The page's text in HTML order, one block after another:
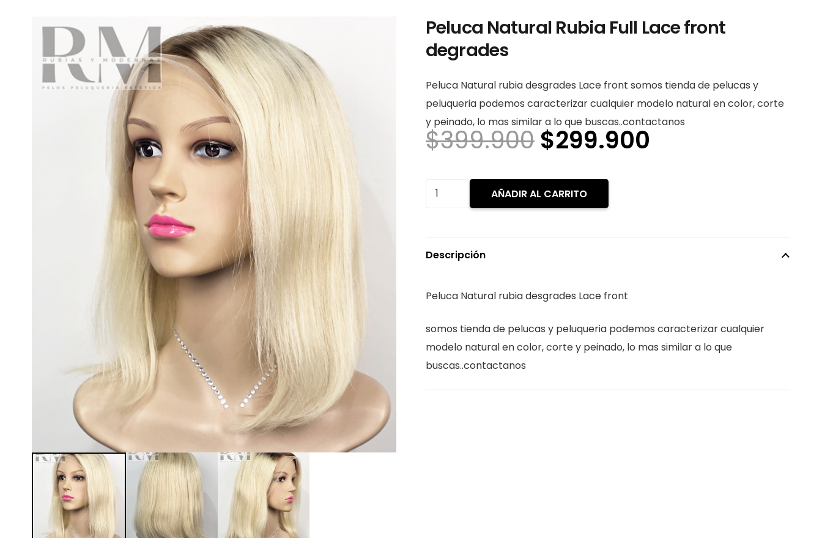
Peluca Natural Rubia Full Lace front
degrades
Peluca Natural rubia desgrades Lace front somos tienda de pelucas y
peluqueria podemos caracterizar cualquier modelo natural en color, corte
y peinado, lo mas similar a lo que buscas..contactanos
$399.900 El
precio
original
era:
$399.900.
$299.900
Peluca
Lace
degrades
AÑADIR AL CARRITO
Descripción
Peluca Natural rubia desgrades Lace front
somos tienda de pelucas y peluqueria podemos caracterizar cualquier
modelo natural en color, corte y peinado, lo mas similar a lo que
buscas..contactanos